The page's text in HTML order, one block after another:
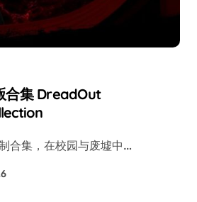
合集 DreadOut
制合集，在校园与废墟中…